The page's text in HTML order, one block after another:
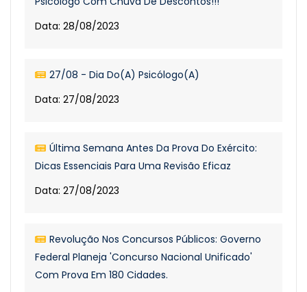
Data: 28/08/2023
27/08 - Dia Do(a) Psicólogo(a)
Data: 27/08/2023
Última Semana Antes Da Prova Do Exército:
Dicas Essenciais Para Uma Revisão Eficaz
Data: 27/08/2023
Revolução Nos Concursos Públicos: Governo
Federal Planeja 'Concurso Nacional Unificado'
Com Prova Em 180 Cidades.